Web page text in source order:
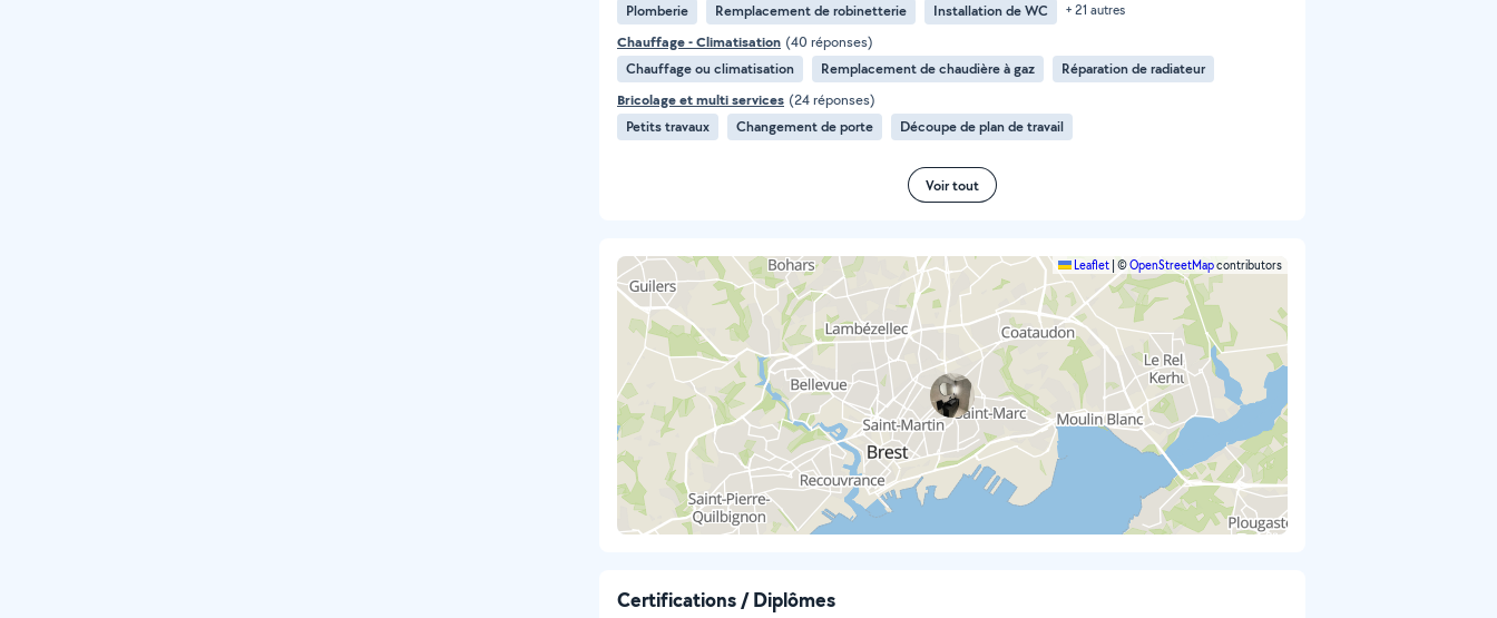
Plomberie
Remplacement de robinetterie Installation de WC + 21 autres
Chauffage - Climatisation (40 réponses)
Chauffage ou climatisation
Remplacement de chaudière à gaz
Réparation de radiateur
Bricolage et multi services (24 réponses)
Petits travaux
Changement de porte Découpe de plan de travail
Voir tout
Leaflet ©OpenStreetMapcontributors
Certifications / Diplômes